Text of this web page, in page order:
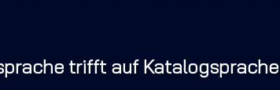
trifft auf Katalogsprache